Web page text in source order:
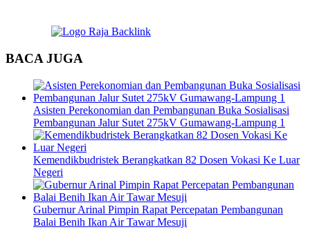
BACA JUGA
Asisten Perekonomian dan Pembangunan Buka Sosialisasi
Pembangunan Jalur Sutet 275kV Gumawang-Lampung 1
Kemendikbudristek Berangkatkan 82 Dosen Vokasi Ke Luar
Negeri
Gubernur Arinal Pimpin Rapat Percepatan Pembangunan
Balai Benih Ikan Air Tawar Mesuji